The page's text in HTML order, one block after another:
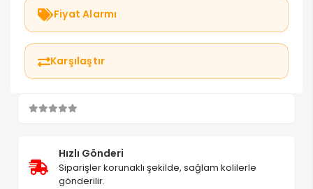
Fiyat Alarmı
Karşılaştır
Hızlı Gönderi
Siparişler korunaklı şekilde, sağlam kolilerle
gönderilir.